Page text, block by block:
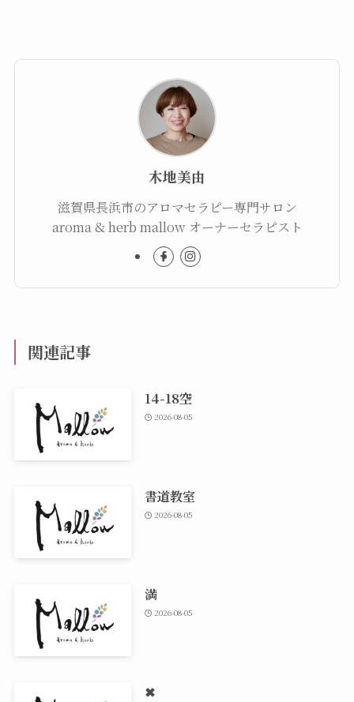
木地美由
滋賀県長浜市のアロマセラピー専門サロン
aroma & herb mallow オーナーセラピスト
関連記事
14-18空
2026-08-05
書道教室
2026-08-05
満
2026-08-05
✖